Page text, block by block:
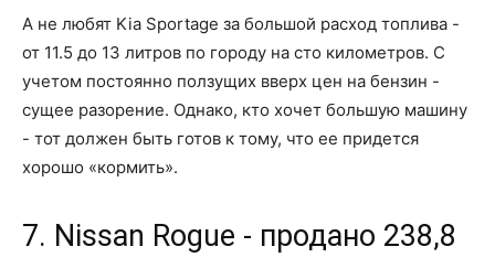
А не любят Kia Sportage за большой расход топлива -
от 11.5 до 13 литров по городу на сто километров. С
учетом постоянно ползущих вверх цен на бензин -
сущее разорение. Однако, кто хочет большую машину
- тот должен быть готов к тому, что ее придется
хорошо «кормить».
7. Nissan Rogue - продано 238,8